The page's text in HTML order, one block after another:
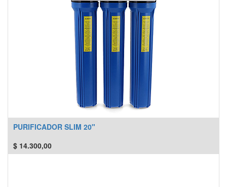
PURIFICADOR SLIM 20"
$ 14.300,00